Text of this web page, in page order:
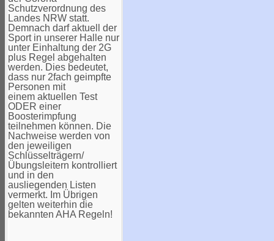
Schutzverordnung des
Landes NRW statt.
Demnach darf aktuell der
Sport in unserer Halle nur
unter Einhaltung der 2G
plus Regel abgehalten
werden. Dies bedeutet,
dass nur 2fach geimpfte
Personen mit
einem aktuellen Test
ODER einer
Boosterimpfung
teilnehmen können. Die
Nachweise werden von
den jeweiligen
Schlüsselträgern/
Übungsleitern kontrolliert
und in den
ausliegenden Listen
vermerkt. Im Übrigen
gelten weiterhin die
bekannten AHA Regeln!